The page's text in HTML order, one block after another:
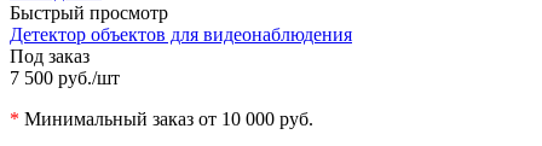
Быстрый просмотр
Детектор объектов для видеонаблюдения
Под заказ
7 500 руб./шт
* Минимальный заказ от 10 000 руб.